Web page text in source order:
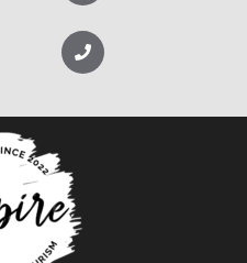
m
h
l
T
e
l
o